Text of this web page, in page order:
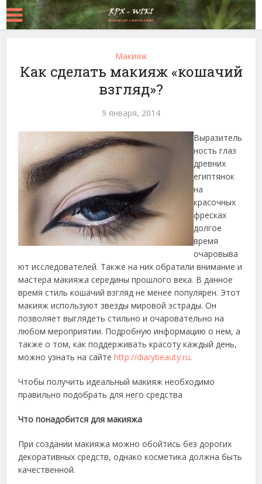
Макияж
Как сделать макияж «кошачий
взгляд»?
9 января, 2014
Выразитель
ность глаз
древних
египтянок
на
красочных
фресках
долгое
время
очаровыва
ют исследователей. Также на них обратили внимание и
мастерамакияжа середины прошлого века. В данное
время стиль кошачий взгляд не менее популярен. Этот
макияж используют звезды мировой эстрады. Он
позволяет выглядеть стильно и очаровательно на
любом мероприятии. Подробную информацию о нем, а
также о том, как поддерживать красоту каждый день,
можно узнать на сайтеhttp://diarybeauty.ru.
Чтобы получить идеальный макияж необходимо
правильно подобрать для него средства
Что понадобится для макияжа
При создании макияжа можно обойтись без дорогих
декоративных средств, однако косметика должна быть
качественной.